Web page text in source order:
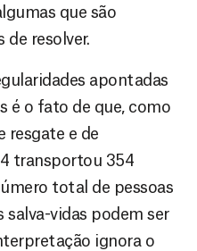
que são
resolver.
apontadas
é o fato de que, como
resgate e de
transportou 354
total de pessoas
salva-vidas podem ser
ignora o